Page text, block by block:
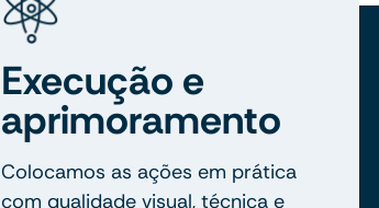
Execução e
aprimoramento
Colocamos as ações em prática
com qualidade visual, técnica e